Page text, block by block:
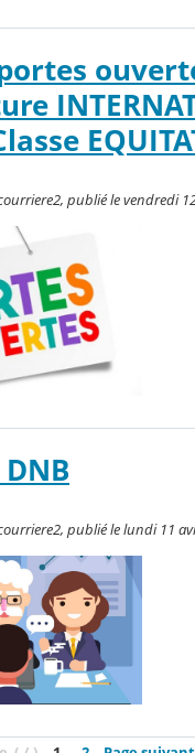
publié le vendredi
publié le lundi 11